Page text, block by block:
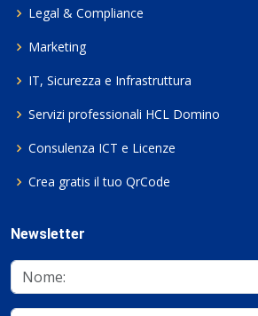
Legal & Compliance
Marketing
IT, Sicurezza e Infrastruttura
Servizi professionali HCL Domino
Consulenza ICT e Licenze
Crea gratis il tuo QrCode
Newsletter